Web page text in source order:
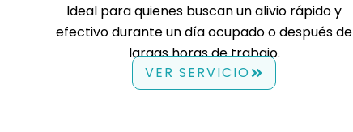
Ideal para quienes buscan un alivio rápido y
efectivo durante un día ocupado o después de
largas horas de trabajo.
VER SERVICIO